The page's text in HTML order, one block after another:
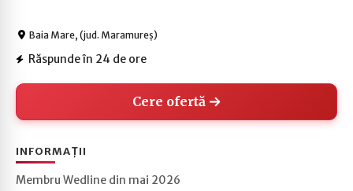
Baia Mare, (jud. Maramureș)
Răspunde în 24 de ore
Cere ofertă
INFORMAȚII
Membru Wedline din mai 2026